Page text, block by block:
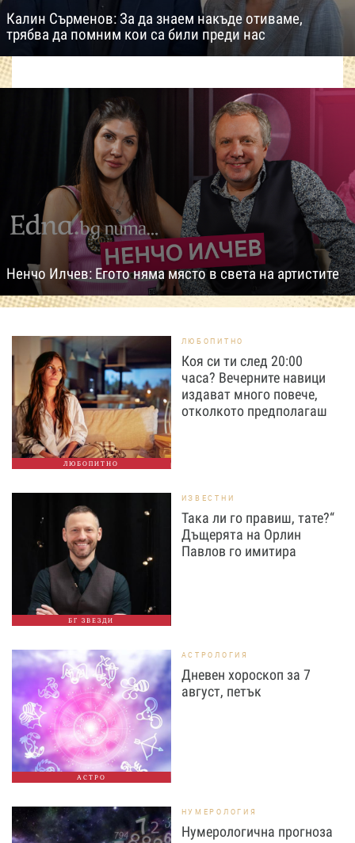
Калин Сърменов: За да знаем накъде отиваме,
трябва да помним кои са били преди нас
Ненчо Илчев: Егото няма място в света на артистите
ЛЮБОПИТНО
ЛЮБОПИТНО
Коя си ти след 20:00
часа? Вечерните навици
издават много повече,
отколкото предполагаш
БГ ЗВЕЗДИ
ИЗВЕСТНИ
Така ли го правиш, тате?“
Дъщерята на Орлин
Павлов го имитира
АСТРО
АСТРОЛОГИЯ
Дневен хороскоп за 7
август, петък
НУМЕРОЛОГИЯ
Нумерологична прогноза